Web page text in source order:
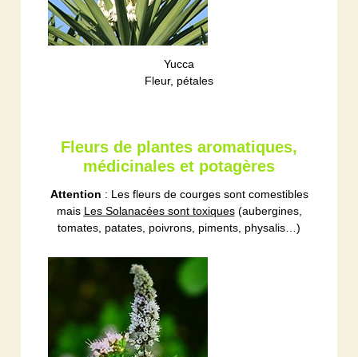
Yucca
Fleur, pétales
Fleurs de plantes aromatiques,
médicinales et potagères
Attention : Les fleurs de courges sont comestibles
mais Les Solanacées sont toxiques(aubergines,
tomates, patates, poivrons, piments, physalis…)